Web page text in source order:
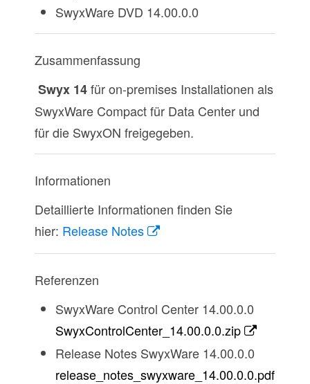
SwyxWare DVD 14.00.0.0
Zusammenfassung
Swyx 14für on-premises Installationen als
SwyxWare Compact für Data Center und
für die SwyxON freigegeben.
Informationen
Detaillierte Informationen finden Sie
hier: Release Notes
Referenzen
SwyxWare Control Center 14.00.0.0
SwyxControlCenter_14.00.0.0.zip
Release Notes SwyxWare 14.00.0.0
release_notes_swyxware_14.00.0.0.pdf